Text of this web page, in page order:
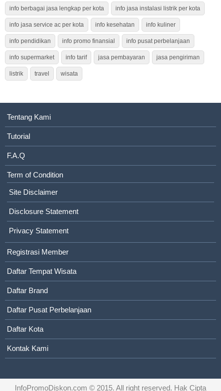
info berbagai jasa lengkap per kota info jasa instalasi listrik per kota
info jasa service ac per kota info kesehatan info kuliner
info pendidikan info promo finansial info pusat perbelanjaan
info supermarket info tarif jasa pembayaran jasa pengiriman
listrik travel wisata
Tentang Kami
Tutorial
F.A.Q
Term of Condition
Site Disclaimer
Disclosure Statement
Privacy Statement
Registrasi Member
Daftar Tempat Wisata
Daftar Brand
Daftar Pusat Perbelanjaan
Daftar Kota
Kontak Kami
InfoPromoDiskon.com © 2015. All right reserved. Hak Cipta